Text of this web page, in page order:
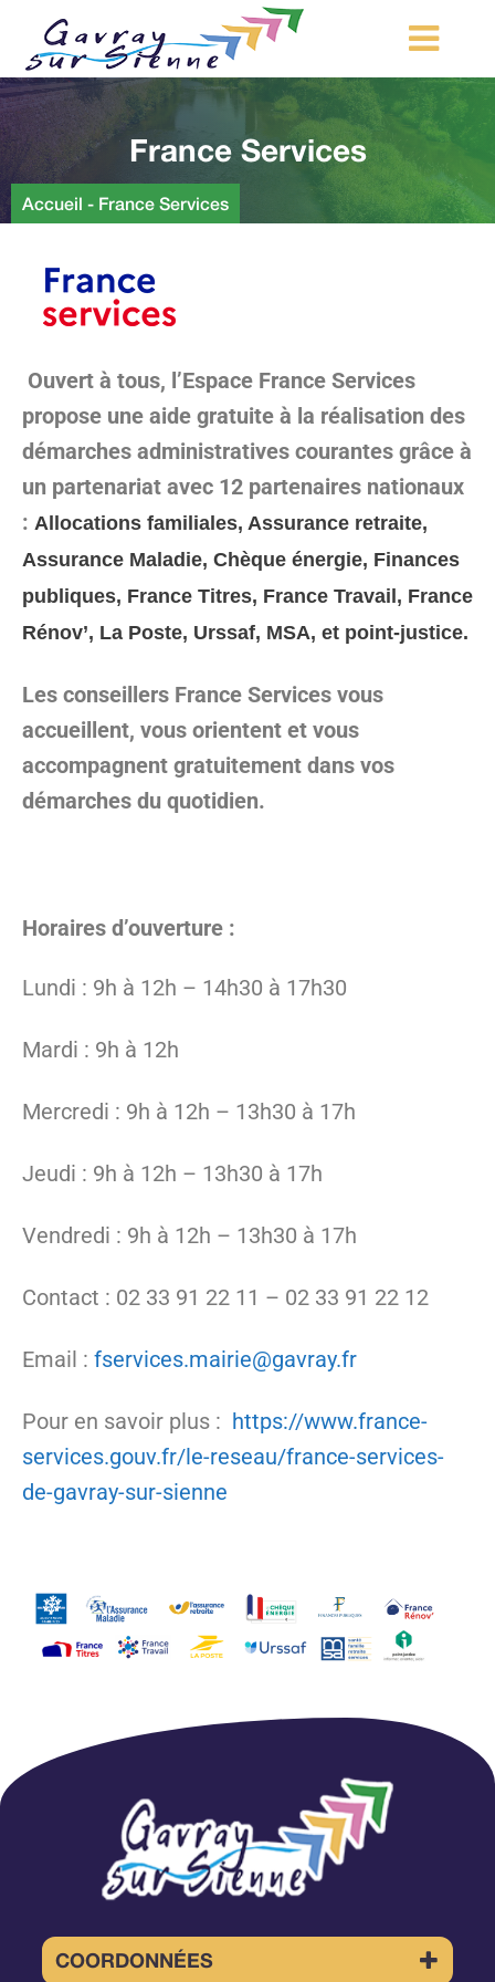
MA COMMUNE
MON QUOTIDIEN
LOISIRS ET TOURISME
Démarches d’urbanisme
France Services
Accueil - France Services
Ouvert à tous, l’Espace France Services
propose une aide gratuite à la réalisation des
démarches administratives courantes grâce à
un partenariat avec 12 partenaires nationaux
: Allocations familiales, Assurance retraite,
Assurance Maladie, Chèque énergie, Finances
publiques, France Titres, France Travail, France
Rénov’, La Poste, Urssaf, MSA, et point-justice.
Les conseillers France Services vous
accueillent, vous orientent et vous
accompagnent gratuitement dans vos
démarches du quotidien.
Horaires d’ouverture :
Lundi : 9h à 12h – 14h30 à 17h30
Mardi : 9h à 12h
Mercredi : 9h à 12h – 13h30 à 17h
Jeudi : 9h à 12h – 13h30 à 17h
Vendredi : 9h à 12h – 13h30 à 17h
Contact : 02 33 91 22 11 – 02 33 91 22 12
Email : fservices.mairie@gavray.fr
Pour en savoir plus : https://www.france-
services.gouv.fr/le-reseau/france-services-
de-gavray-sur-sienne
COORDONNÉES